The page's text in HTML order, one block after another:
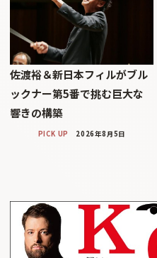
佐渡裕＆新日本フィルがブル
ックナー第5番で挑む巨大な
響きの構築
PICK UP 2026年8月5日